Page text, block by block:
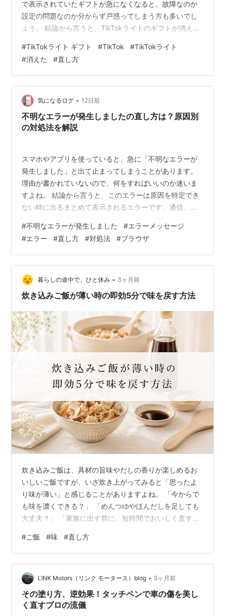
で表示されていたギフトが急になくなると、故障なのか
設定の問題なのか分からず戸惑ってしまう方も多いでし
ょう。 結論から言うと、TikTokライトのギフトが消える
の状態を確認することで解決できます。この記事では、
ギフトが消える主な原因と、それぞれの対処法をわかり
やすく解説します。 TikTokライトのギフトが消えた原因
は？ 仕様変更やアプリの一時的な不具合 通信環境の不具
合やキャッシュの蓄積 アカウントの制限や獲得・交換条
件の未達成 消えた「ギ…
#TikTokライト ギフト #TikTok #TikTokライト
#消えた #直し方
気になるログ • 12日前
不明なエラーが発生しましたの直し方は？原因別
の対処法を解説
スマホやアプリを使っていると、急に「不明なエラーが
発生しました」と出て止まってしまうことがあります。
理由が書かれていないので、何をすればいいのか迷いま
すよね。 結論から言うと、このエラーは原因を特定でき
ない時に出るまとめて表示されるエラーです。通信、ア
す。 この記事では、原因ごとの直し方やサービス別の対
処法をわかりやすくまとめます。 「不明なエラーが発生
しました」の主な原因は？ 通信環境の不具合とサーバー
側の障害 アプリのバージョン不整合とキャッシュ破損 端
末のストレージ容量不足とアカウント制限 エラーが出た
時にまず試すべき基本対処法は？ アプ…
#不明なエラーが発生しました #エラーメッセージ
#エラー #直し方 #対処法 #ブラウザ
暮らしの途中で、ひと休み • 3ヶ月前
炊き込みご飯が薄い時の即効5分で味を戻す方法
炊き込みご飯は、具材の旨味やだしの香りが楽しめるお
いしいご飯ですが、いざ炊き上がってみると「思ったよ
り味が薄い」と感じることがありますよね。 「今からで
も味を濃くできる？」 「めんつゆやほんだしを足しても
大丈夫？」 「家族に出す前に、短時間でおいしく直す方
は、味を濃くする方法だけでなく、入れすぎて失敗しな
い調整の仕方も気になりますよね。 この記事でわかるこ
とは、次の通りです。 炊き込みご飯の味が薄い時に5分
でできる対処法 めんつゆ・ほんだし・白だし・醤油の使
い分け あとから味付けする時に失敗しにくい手順 味がぼ
やける原因と見直したいポイント 薄…
#ご飯 #味 #直し方
LINK Motors（リンク モータース）blog • 3ヶ月前
その塗り方、逆効果！タッチペンで車の傷を美し
く直すプロの流儀